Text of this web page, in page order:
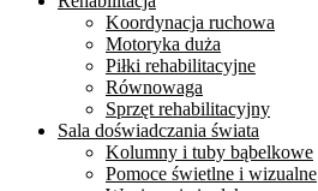
Koordynacja ruchowa
Motoryka duża
Piłki rehabilitacyjne
Równowaga
Sprzęt rehabilitacyjny
Sala doświadczania świata
Kolumny i tuby bąbelkowe
Pomoce świetlne i wizualne